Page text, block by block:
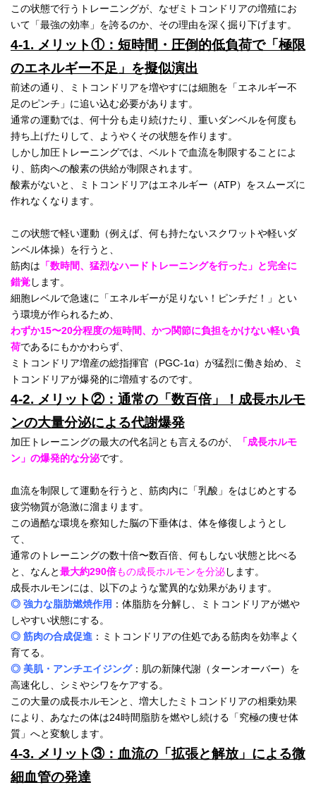
この状態で行うトレーニングが、なぜミトコンドリアの増殖にお
いて「最強の効率」を誇るのか、その理由を深く掘り下げます。
4-1. メリット①：短時間・圧倒的低負荷で「極限
のエネルギー不足」を擬似演出
前述の通り、ミトコンドリアを増やすには細胞を「エネルギー不
足のピンチ」に追い込む必要があります。
通常の運動では、何十分も走り続けたり、重いダンベルを何度も
持ち上げたりして、ようやくその状態を作ります。
しかし加圧トレーニングでは、ベルトで血流を制限することによ
り、筋肉への酸素の供給が制限されます。
酸素がないと、ミトコンドリアはエネルギー（ATP）をスムーズに
作れなくなります。
この状態で軽い運動（例えば、何も持たないスクワットや軽いダ
ンベル体操）を行うと、
筋肉は 「数時間、猛烈なハードトレーニングを行った」と完全に
錯覚 します。
細胞レベルで急速に「エネルギーが足りない！ピンチだ！」とい
う環境が作られるため、
わずか15〜20分程度の短時間、かつ関節に負担をかけない軽い負
荷であるにもかかわらず、
ミトコンドリア増産の総指揮官（PGC-1α）が猛烈に働き始め、ミ
トコンドリアが爆発的に増殖するのです。
4-2. メリット②：通常の「数百倍」！成長ホルモ
ンの大量分泌による代謝爆発
加圧トレーニングの最大の代名詞とも言えるのが、
「成長ホルモ
ン」の爆発的な分泌です。
血流を制限して運動を行うと、筋肉内に「乳酸」をはじめとする
疲労物質が急激に溜まります。
この過酷な環境を察知した脳の下垂体は、体を修復しようとし
て、
通常のトレーニングの数十倍〜数百倍、何もしない状態と比べる
と、なんと 最大約290倍もの成長ホルモンを分泌 します。
成長ホルモンには、以下のような驚異的な効果があります。
◎ 強力な脂肪燃焼作用 ：体脂肪を分解し、ミトコンドリアが燃や
しやすい状態にする。
◎ 筋肉の合成促進 ：ミトコンドリアの住処である筋肉を効率よく
育てる。
◎ 美肌・アンチエイジング：肌の新陳代謝（ターンオーバー）を
高速化し、シミやシワをケアする。
この大量の成長ホルモンと、増大したミトコンドリアの相乗効果
により、あなたの体は24時間脂肪を燃やし続ける「究極の痩せ体
質」へと変貌します。
4-3. メリット③：血流の「拡張と解放」による微
細血管の発達